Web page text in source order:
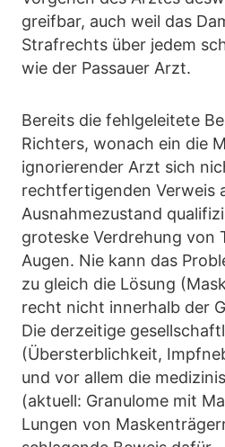
greifbar, auch weil das
Strafrechts über jedem
wie der Passauer Arzt.
Bereits die fehlgeleitete
Richters, wonach ein die
ignorierender Arzt sich
rechtfertigenden Verweis
Ausnahmezustand
groteske Verdrehung von
Augen. Nie kann das
zu gleich die Lösung
recht nicht innerhalb der
Die derzeitige
(Übersterblichkeit,
und vor allem die
(aktuell: Granulome mit
Lungen von